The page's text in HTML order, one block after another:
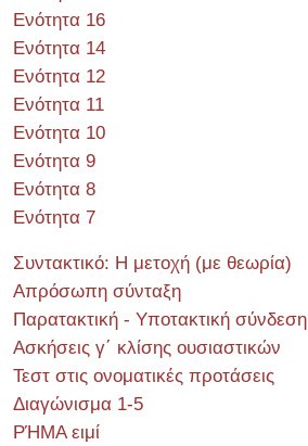
Ενότητα 16
Ενότητα 14
Ενότητα 12
Ενότητα 11
Ενότητα 10
Ενότητα 9
Ενότητα 8
Ενότητα 7
Συντακτικό: Η μετοχή (με θεωρία)
Απρόσωπη σύνταξη
Παρατακτική - Υποτακτική σύνδεση
Ασκήσεις γ΄ κλίσης ουσιαστικών
Τεστ στις ονοματικές προτάσεις
Διαγώνισμα 1-5
ΡΉΜΑ ειμί